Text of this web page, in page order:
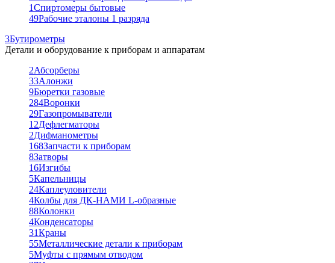
1Спиртомеры бытовые
49Рабочие эталоны 1 разряда
3Бутирометры
Детали и оборудование к приборам и аппаратам
2Абсорберы
33Алонжи
9Бюретки газовые
284Воронки
29Газопромыватели
12Дефлегматоры
2Дифманометры
168Запчасти к приборам
8Затворы
16Изгибы
5Капельницы
24Каплеуловители
4Колбы для ДК-НАМИ L-образные
88Колонки
4Конденсаторы
31Краны
55Металлические детали к приборам
5Муфты с прямым отводом